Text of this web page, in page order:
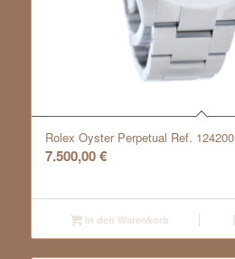
Rolex Oyster Perpetual Ref. 124200
7.500,00€
In den Warenkorb